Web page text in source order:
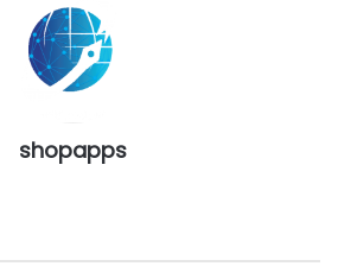
shopapps